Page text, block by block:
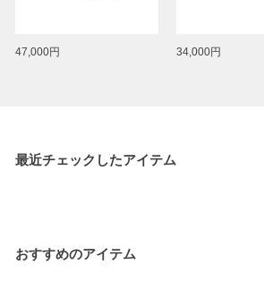
47,000円 34,000円
最近チェックしたアイテム
おすすめのアイテム